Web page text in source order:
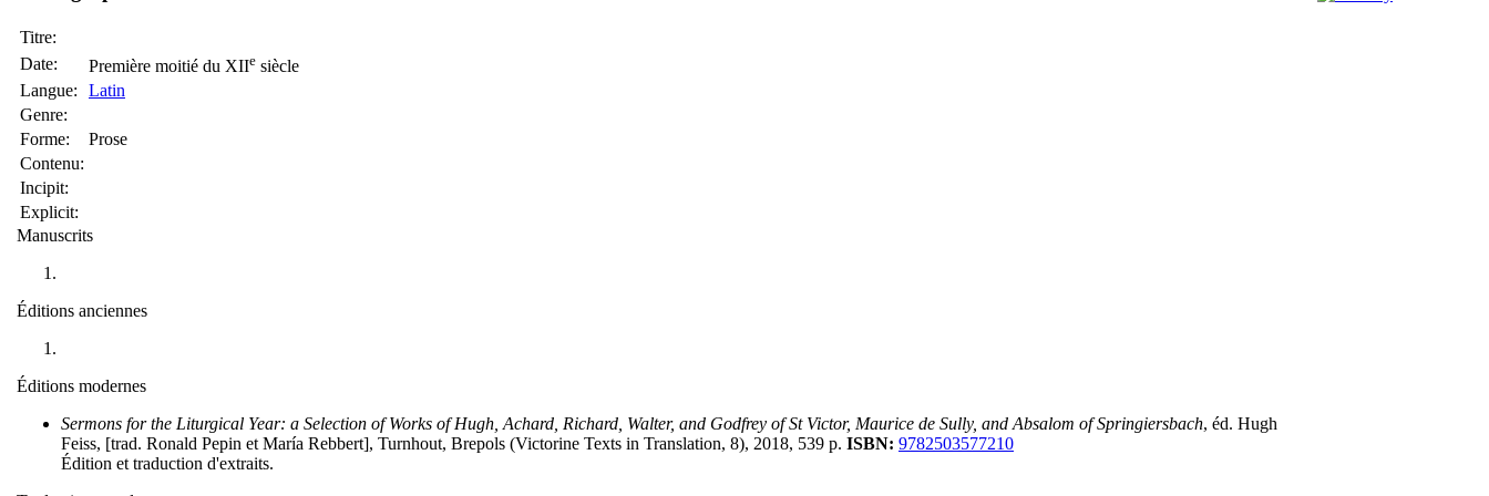
Titre:
Date:
Première moitié du XIIe siècle
Langue:
Latin
Genre:
Forme:
Prose
Contenu:
Incipit:
Explicit:
Manuscrits
Éditions anciennes
Éditions modernes
Sermons for the Liturgical Year: a Selection of Works of Hugh, Achard, Richard, Walter, and Godfrey of St Victor, Maurice de Sully, and Absalom of Springiersbach, éd. Hugh
Feiss, [trad. Ronald Pepin et María Rebbert], Turnhout, Brepols (Victorine Texts in Translation, 8), 2018, 539 p. ISBN: 9782503577210
Édition et traduction d'extraits.